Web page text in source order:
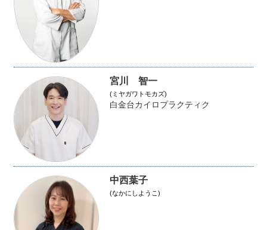
宮川 智一
(ミヤガワトモカズ)
白金台カイロプラクティク
中西葉子
(なかにしようこ)